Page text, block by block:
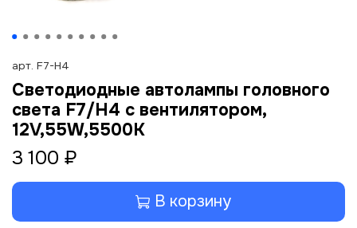
арт. F7-H4
Светодиодные автолампы головного
света F7/H4 с вентилятором,
12V,55W,5500K
3 100 ₽
В корзину